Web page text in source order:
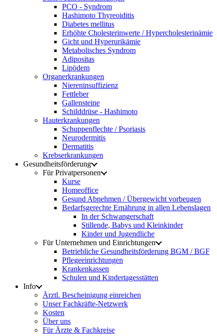
PCO - Syndrom
Hashimoto Thyreoiditis
Diabetes mellitus
Erhöhte Cholesterinwerte / Hypercholesterinämie
Gicht und Hyperurikämie
Metabolisches Syndrom
Adipositas
Lipödem
Organerkrankungen
Niereninsuffizienz
Fettleber
Gallensteine
Schilddrüse - Hashimoto
Hauterkrankungen
Schuppenflechte / Psoriasis
Neurodermitis
Dermatitis
Krebserkrankungen
Gesundheitsförderung
Für Privatpersonen
Kurse
Homeoffice
Gesund Abnehmen / Übergewicht vorbeugen
Bedarfsgerechte Ernährung in allen Lebenslagen
In der Schwangerschaft
Stillende, Babys und Kleinkinder
Kinder und Jugendliche
Für Unternehmen und Einrichtungen
Betriebliche Gesundheitsförderung BGM / BGF
Pflegeeinrichtungen
Krankenkassen
Schulen und Kindertagesstätten
Info
Ärztl. Bescheinigung einreichen
Unser Fachkräfte-Netzwerk
Kosten
Über uns
Für Ärzte & Fachkreise